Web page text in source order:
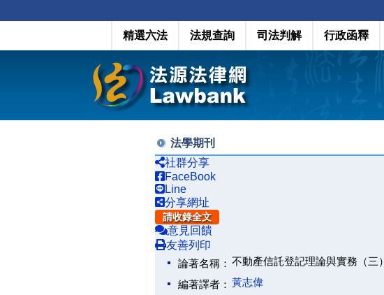
精選六法 法規查詢 司法判解 行政函釋
法學期刊
社群分享
FaceBook
Line
分享網址
請收錄全文
意見回饋
友善列印
論著名稱： 不動產信託登記理論與實務（三）
編著譯者： 黃志偉